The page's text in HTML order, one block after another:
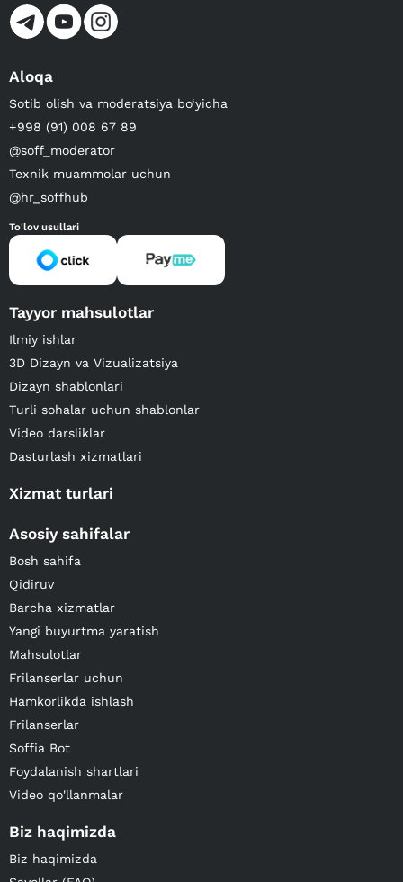
Aloqa
Sotib olish va moderatsiya bo‘yicha
+998 (91) 008 67 89
@soff_moderator
Texnik muammolar uchun
@hr_soffhub
To'lov usullari
Tayyor mahsulotlar
Ilmiy ishlar
3D Dizayn va Vizualizatsiya
Dizayn shablonlari
Turli sohalar uchun shablonlar
Video darsliklar
Dasturlash xizmatlari
Xizmat turlari
Asosiy sahifalar
Bosh sahifa
Qidiruv
Barcha xizmatlar
Yangi buyurtma yaratish
Mahsulotlar
Frilanserlar uchun
Hamkorlikda ishlash
Frilanserlar
Soffia Bot
Foydalanish shartlari
Video qo'llanmalar
Biz haqimizda
Biz haqimizda